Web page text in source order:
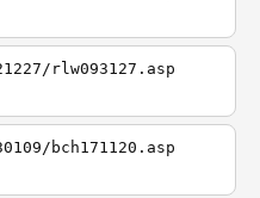
rlw093127.asp
bch171120.asp